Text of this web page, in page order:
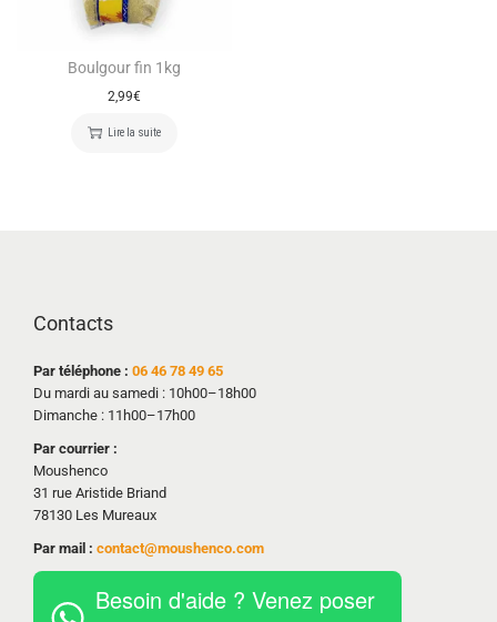
Boulgour fin 1kg
2,99€
Lire la suite
Contacts
Par téléphone : 06 46 78 49 65
Du mardi au samedi : 10h00–18h00
Dimanche : 11h00–17h00
Par courrier :
Moushenco
31 rue Aristide Briand
78130 Les Mureaux
Par mail : contact@moushenco.com
Besoin d'aide ? Venez poser